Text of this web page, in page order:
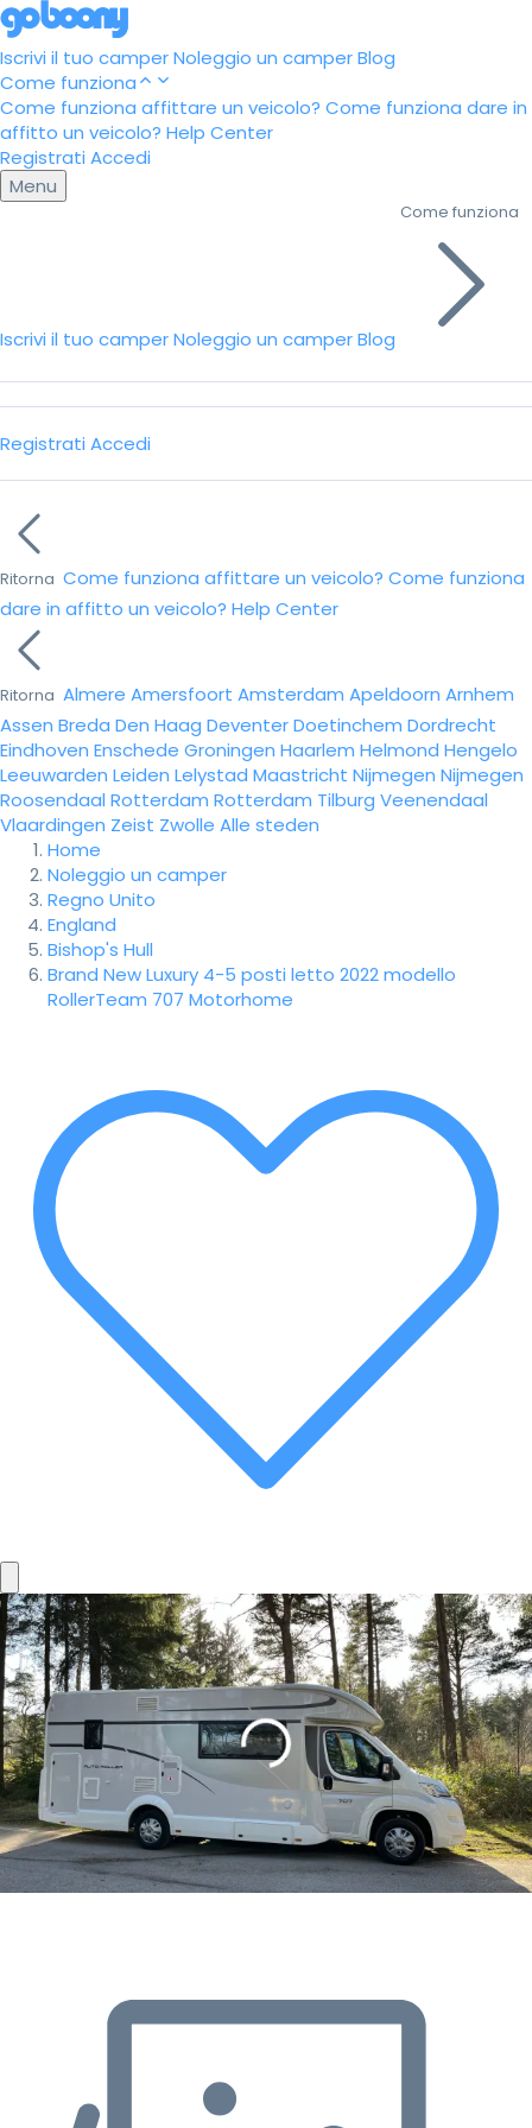
Iscrivi il tuo camperNoleggio un camperBlog
Come funziona
Come funziona affittare un veicolo? Come funziona dare in
affitto un veicolo? Help Center
Registrati Accedi
Menu
Iscrivi il tuo camperNoleggio un camperBlog
Come funziona
Registrati Accedi
Ritorna Come funziona affittare un veicolo? Come funziona
dare in affitto un veicolo? Help Center
Ritorna Almere Amersfoort Amsterdam Apeldoorn Arnhem
Assen Breda Den Haag DeventerDoetinchem Dordrecht
Eindhoven Enschede Groningen Haarlem Helmond Hengelo
Leeuwarden Leiden Lelystad Maastricht Nijmegen Nijmegen
Roosendaal Rotterdam Rotterdam Tilburg Veenendaal
Vlaardingen Zeist Zwolle Alle steden
Home
Noleggio un camper
Regno Unito
England
Bishop's Hull
Brand New Luxury 4-5 posti letto 2022 modello
RollerTeam 707 Motorhome